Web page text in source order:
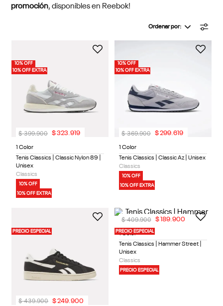
promoción, disponibles en Reebok!
Ordenar por
10% OFF
10% OFF EXTRA
1 Color
Tenis Classics | Classic Nylon 89 |
Unisex
Classics
10% OFF
10% OFF EXTRA
$ 399.900 $323.919
10% OFF
10% OFF EXTRA
1 Color
Tenis Classics | Classic Az | Unisex
Classics
10% OFF
10% OFF EXTRA
$ 369.900 $299.619
PRECIO ESPECIAL
$ 439.900 $249.900
PRECIO ESPECIAL
1 Color
Tenis Classics | Hammer Street |
Unisex
Classics
PRECIO ESPECIAL
$ 409.900 $ 189.900